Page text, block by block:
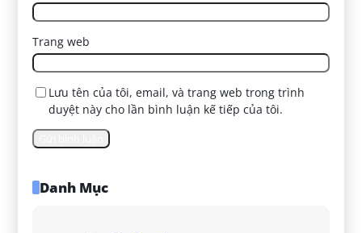
Trang web
Lưu tên của tôi, email, và trang web trong trình
duyệt này cho lần bình luận kế tiếp của tôi.
Danh Mục